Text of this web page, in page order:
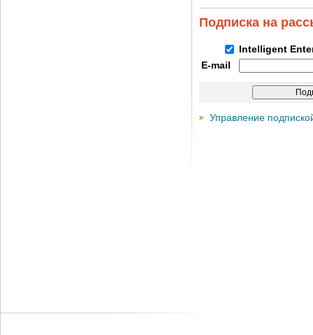
Подписка на
Intelligent
E-mail
Управление